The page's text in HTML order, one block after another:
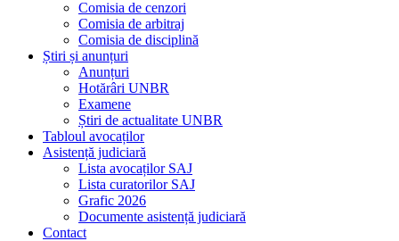
Comisia de cenzori
Comisia de arbitraj
Comisia de disciplină
Știri și anunțuri
Anunțuri
Hotărâri UNBR
Examene
Știri de actualitate UNBR
Tabloul avocaților
Asistență judiciară
Lista avocaților SAJ
Lista curatorilor SAJ
Grafic 2026
Documente asistență judiciară
Contact